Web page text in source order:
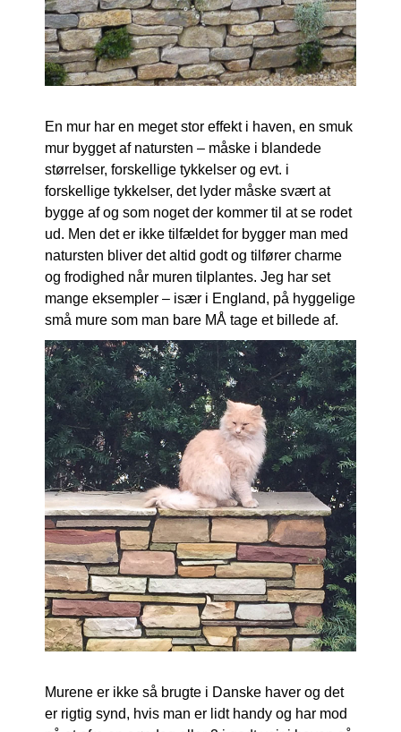
En mur har en meget stor effekt i haven, en smuk
mur bygget af natursten – måske i blandede
størrelser, forskellige tykkelser og evt. i
forskellige tykkelser, det lyder måske svært at
bygge af og som noget der kommer til at se rodet
ud. Men det er ikke tilfældet for bygger man med
natursten bliver det altid godt og tilfører charme
og frodighed når muren tilplantes. Jeg har set
mange eksempler – især i England, på hyggelige
små mure som man bare MÅ tage et billede af.
Murene er ikke så brugte i Danske haver og det
er rigtig synd, hvis man er lidt handy og har mod